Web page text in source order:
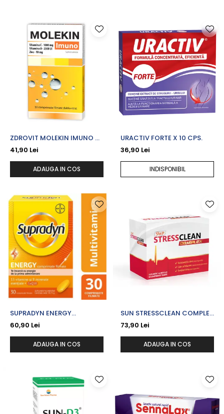
ZDROVIT MOLEKIN IMUNO X
30 CPR. FILM.
41,90 Lei
ADAUGA IN COS
URACTIV FORTE X 10 CPS.
36,90 Lei
INDISPONIBIL
SUPRADYN ENERGY
COENZIMA Q10 X 30 CPR.
60,90 Lei
ADAUGA IN COS
SUN STRESSCLEAN COMPLEX
X 60 CPR. FILM.
73,90 Lei
ADAUGA IN COS